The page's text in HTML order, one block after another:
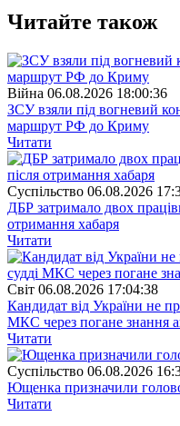
Читайте також
Війна 06.08.2026 18:00:36
ЗСУ взяли під вогневий
маршрут РФ до Криму
Читати
Суспiльство 06.08.2026
ДБР затримало двох
отримання хабаря
Читати
Свiт 06.08.2026 17:04:38
Кандидат від України не
МКС через погане знання
Читати
Суспiльство 06.08.2026
Ющенка призначили
Читати